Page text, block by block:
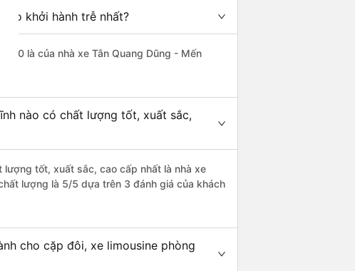
khởi hành trễ nhất?
là của nhà xe Tân Quang Dũng - Mến
nào có chất lượng tốt, xuất sắc,
lượng tốt, xuất sắc, cao cấp nhất là nhà xe
lượng là 5/5 dựa trên 3 đánh giá của khách
cho cặp đôi, xe limousine phòng